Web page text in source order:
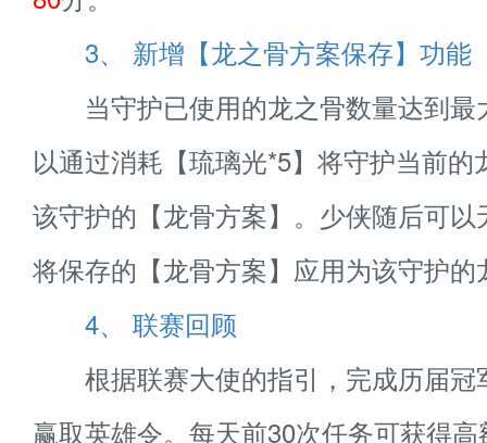
3、 新增【龙之骨方案保存】功能
当守护已使用的龙之骨数量达到最
以通过消耗【琉璃光*5】将守护当前的
该守护的【龙骨方案】。少侠随后可
将保存的【龙骨方案】应用为该守护的
4、 联赛回顾
根据联赛大使的指引，完成历届冠
赢取英雄令。每天前30次任务可获得